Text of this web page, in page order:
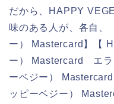
だから、HAPPY
味のある人が、各自、
ー） Mastercard】【
ー） Mastercard エラ
ーベジー）
ッピーベジー）